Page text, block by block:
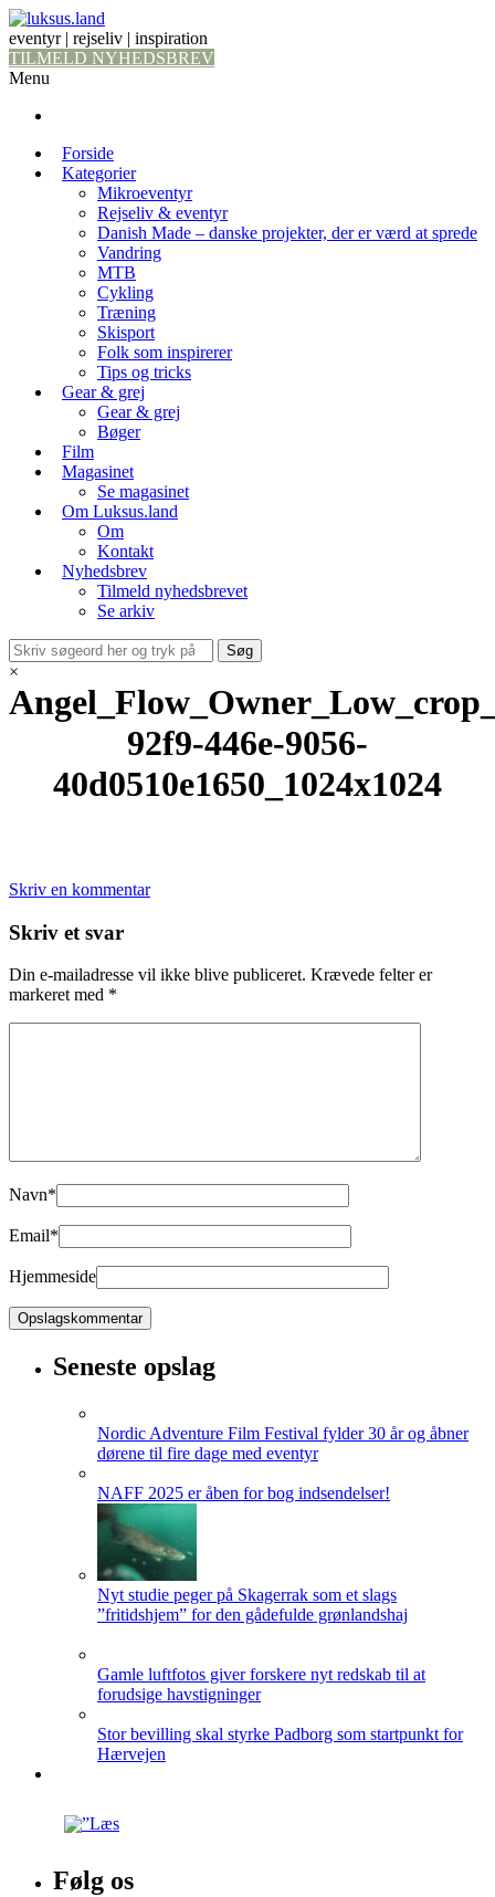
eventyr | rejseliv | inspiration
TILMELD NYHEDSBREV
Menu
Forside
Kategorier
Mikroeventyr
Rejseliv & eventyr
Danish Made – danske projekter, der er værd at sprede
Vandring
MTB
Cykling
Træning
Skisport
Folk som inspirerer
Tips og tricks
Gear & grej
Gear & grej
Bøger
Film
Magasinet
Se magasinet
Om Luksus.land
Om
Kontakt
Nyhedsbrev
Tilmeld nyhedsbrevet
Se arkiv
×
92f9-446e-9056-
40d0510e1650_1024x1024
Skriv en kommentar
Skriv et svar
Din e-mailadresse vil ikke blive publiceret. Krævede felter er
markeret med *
Navn*
Email*
Hjemmeside
Seneste opslag
Nordic Adventure Film Festival fylder 30 år og åbner
dørene til fire dage med eventyr
NAFF 2025 er åben for bog indsendelser!
Nyt studie peger på Skagerrak som et slags
”fritidshjem” for den gådefulde grønlandshaj
Gamle luftfotos giver forskere nyt redskab til at
forudsige havstigninger
Stor bevilling skal styrke Padborg som startpunkt for
Hærvejen
Følg os